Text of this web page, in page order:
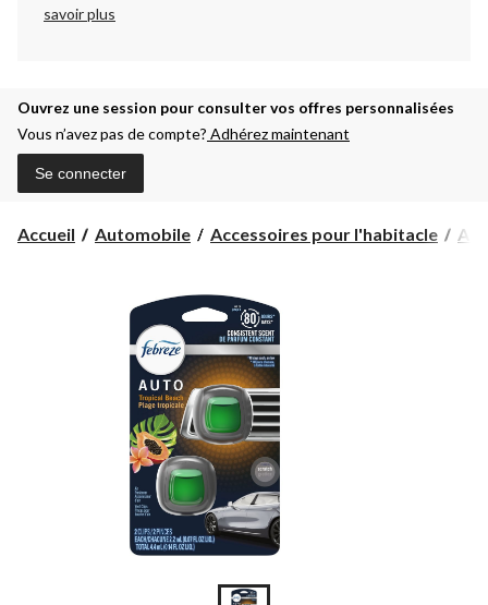
savoir plus
Ouvrez une session pour consulter vos offres personnalisées
Vous n’avez pas de compte? Adhérez maintenant
Se connecter
Accueil Automobile Accessoires pour l'habitacle